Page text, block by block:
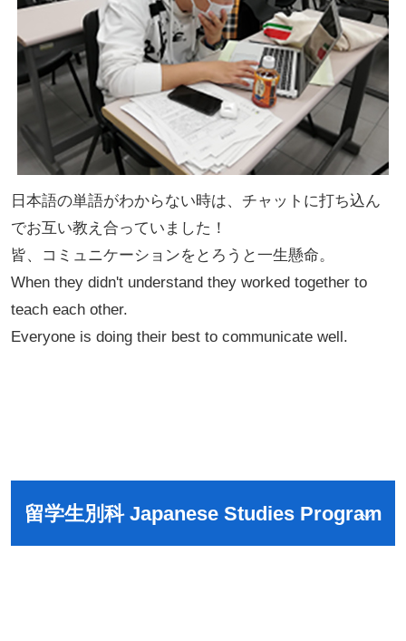
日本語の単語がわからない時は、チャットに打ち込ん
でお互い教え合っていました！
皆、コミュニケーションをとろうと一生懸命。
When they didn't understand they worked together to
teach each other.
Everyone is doing their best to communicate well.
留学生別科 Japanese Studies Program